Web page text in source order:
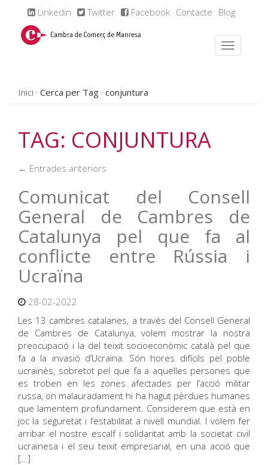
Linkedin Twitter Facebook Contacte Blog
Inici Cerca per Tag conjuntura
TAG: CONJUNTURA
← Entrades anteriors
Comunicat del Consell
General de Cambres de
Catalunya pel que fa al
conflicte entre Rússia i
Ucraïna
28-02-2022
Les 13 cambres catalanes, a través del Consell General
de Cambres de Catalunya, volem mostrar la nostra
preocupació i la del teixit socioeconòmic català pel que
fa a la invasió d’Ucraïna. Són hores difícils pel poble
ucraïnès, sobretot pel que fa a aquelles persones que
es troben en les zones afectades per l’acció militar
russa, on malauradament hi ha hagut pèrdues humanes
que lamentem profundament. Considerem que està en
joc la seguretat i l’estabilitat a nivell mundial. I volem fer
arribar el nostre escalf i solidaritat amb la societat civil
ucraïnesa i el seu teixit empresarial, en una acció que
[…]